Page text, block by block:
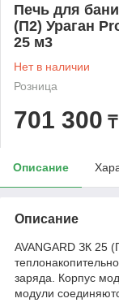
Печь для
(П2) Ураган
25 м3
Нет в наличии
Розница
701 300 ₸
Описание
Описание
AVANGARD ЗК 25
заряда. Корпус
модули